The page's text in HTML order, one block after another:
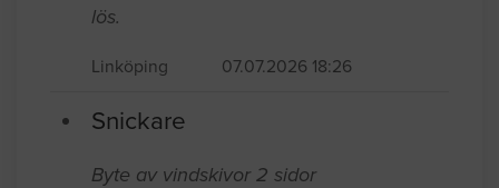
lös.
Linköping 07.07.2026 18:26
Snickare
Byte av vindskivor 2 sidor